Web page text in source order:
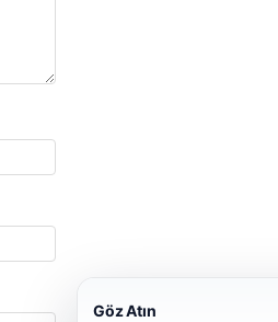
Göz Atın